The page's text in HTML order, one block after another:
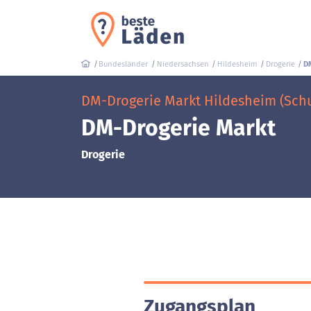
Bundesländer Niedersachsen Hildesheim Drogerie
DM-Drogerie Markt Hildesheim
DM-Drogerie Markt
Drogerie